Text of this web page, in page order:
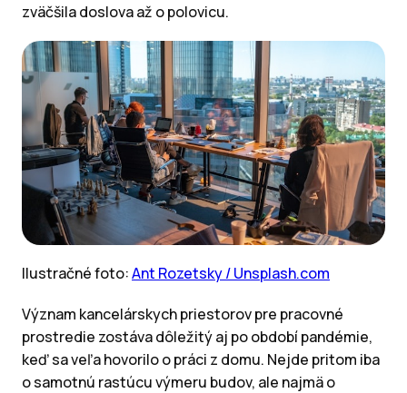
zväčšila doslova až o polovicu.
Ilustračné foto:Ant Rozetsky / Unsplash.com
Význam kancelárskych priestorov pre pracovné
prostredie zostáva dôležitý aj po období pandémie,
keď sa veľa hovorilo o práci z domu. Nejde pritom iba
o samotnú rastúcu výmeru budov, ale najmä o